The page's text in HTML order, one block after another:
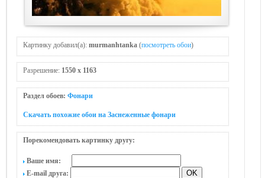
Картинку добавил(а): murmanhtanka (посмотреть обои)
Разрешение: 1550 x 1163
Раздел обоев: Фонари
Скачать похожие обои на Заснеженные фонари
Порекомендовать картинку другу:
Ваше имя:
E-mail друга: